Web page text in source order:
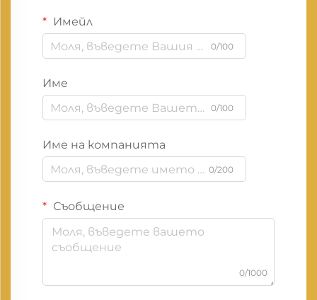
Имейл
0/100
Име
0/100
Име на компанията
0/200
Съобщение
0/1000